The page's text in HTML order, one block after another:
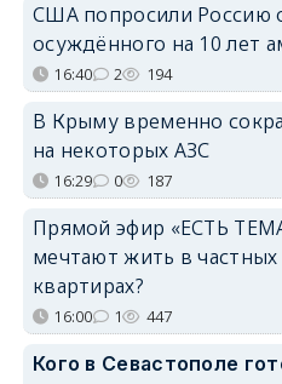
США попросили Россию
осуждённого на 10 лет
16:40 2 194
В Крыму временно
на некоторых АЗС
16:29 0 187
Прямой эфир «ЕСТЬ
мечтают жить в
квартирах?
16:00 1 447
Кого в Севастополе